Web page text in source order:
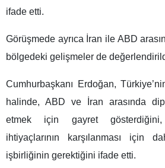
ifade etti.
Görüşmede ayrıca İran ile ABD
bölgedeki gelişmeler de
Cumhurbaşkanı Erdoğan,
halinde, ABD ve İran arasında
etmek için gayret
ihtiyaçlarının karşılanması için
işbirliğinin gerektiğini ifade etti.